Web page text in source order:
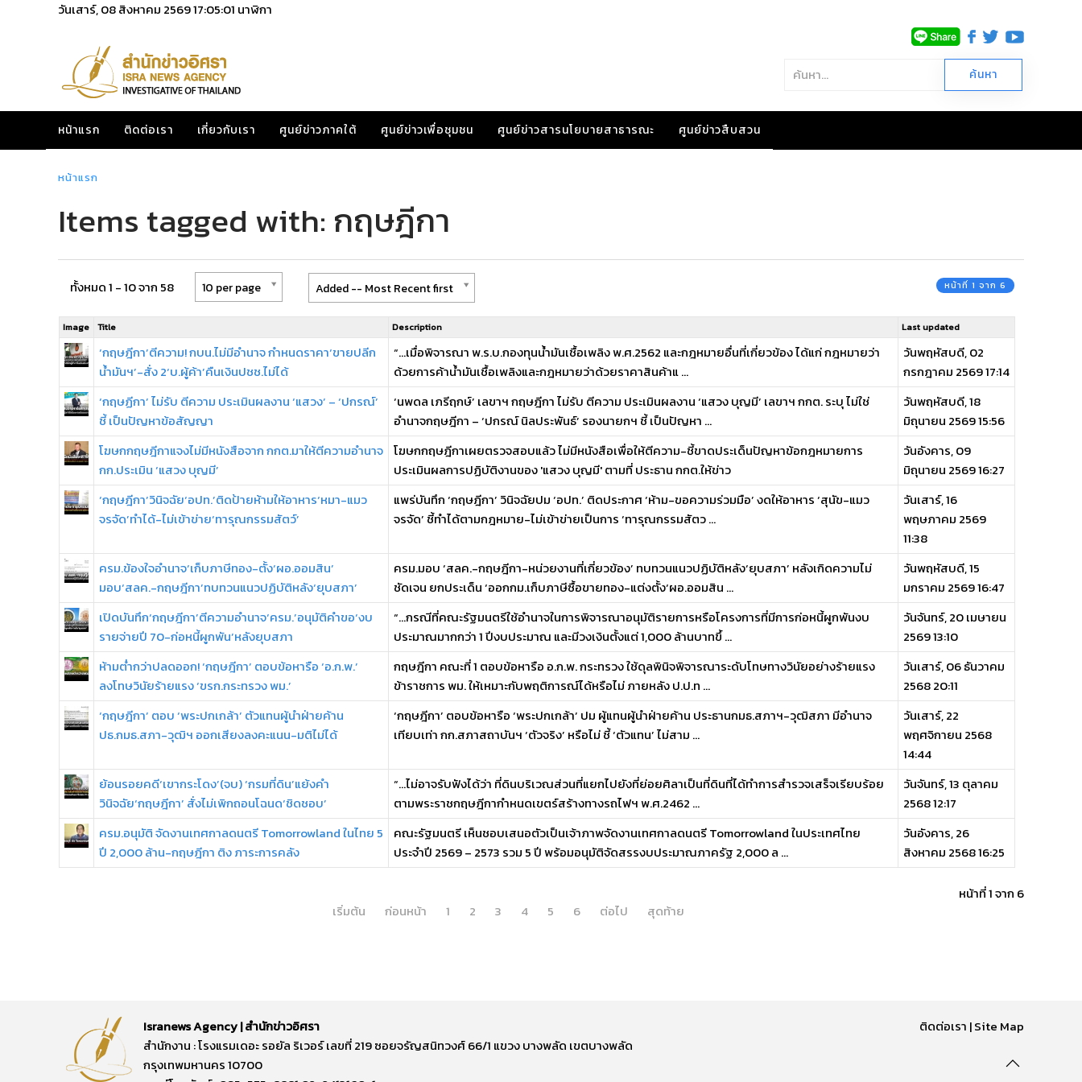
วันเสาร์, 08 สิงหาคม 256917:05:01 นาฬิกา
หน้าแรก ติดต่อเรา เกี่ยวกับเรา ศูนย์ข่าวภาคใต้ ศูนย์ข่าวเพื่อชุมชน ศูนย์ข่าวสารนโยบายสาธารณะ ศูนย์ข่าวสืบสวน
หน้าแรก
Items tagged with: กฤษฎีกา
ทั้งหมด 1 - 10 จาก 58 10 per page Added -- Most Recent first หน้าที่ 1 จาก 6
Image Title Description Last updated
‘กฤษฎีกา’ตีความ! กบน.ไม่มีอำนาจ กำหนดราคา‘ขายปลีก
น้ำมันฯ’-สั่ง 2‘บ.ผู้ค้า’คืนเงินปชช.ไม่ได้
“…เมื่อพิจารณา พ.ร.บ.กองทุนน้ำมันเชื้อเพลิง พ.ศ.2562 และกฎหมายอื่นที่เกี่ยวข้อง ได้แก่ กฎหมายว่า
ด้วยการค้าน้ำมันเชื้อเพลิงและกฎหมายว่าด้วยราคาสินค้าแ ...
วันพฤหัสบดี, 02
กรกฎาคม 2569 17:14
‘กฤษฏีกา’ ไม่รับ ตีความ ประเมินผลงาน ‘แสวง’ – ‘ปกรณ์’
ชี้ เป็นปัญหาข้อสัญญา
‘นพดล เภรีฤกษ์’ เลขาฯ กฤษฎีกา ไม่รับ ตีความ ประเมินผลงาน ‘แสวง บุญมี’ เลขาฯ กกต. ระบุ ไม่ใช่
อำนาจกฤษฎีกา – ‘ปกรณ์ นิลประพันธ์’ รองนายกฯ ชี้ เป็นปัญหา ...
วันพฤหัสบดี, 18
มิถุนายน 2569 15:56
โฆษกกฤษฎีกาแจงไม่มีหนังสือจาก กกต.มาให้ตีความอำนาจ
กก.ประเมิน ‘แสวง บุญมี’
โฆษกกฤษฎีกาเผยตรวจสอบแล้ว ไม่มีหนังสือเพื่อให้ตีความ-ชี้ขาดประเด็นปัญหาข้อกฎหมายการ
ประเมินผลการปฏิบัติงานของ 'แสวง บุญมี' ตามที่ ประธาน กกต.ให้ข่าว
วันอังคาร, 09
มิถุนายน 2569 16:27
‘กฤษฎีกา’วินิจฉัย‘อปท.’ติดป้ายห้ามให้อาหาร‘หมา-แมว
จรจัด’ทำได้-ไม่เข้าข่าย‘ทารุณกรรมสัตว์’
แพร่บันทึก ‘กฤษฎีกา’ วินิจฉัยปม ‘อปท.’ ติดประกาศ ‘ห้าม-ขอความร่วมมือ’ งดให้อาหาร ‘สุนัข-แมว
จรจัด’ ชี้ทำได้ตามกฎหมาย-ไม่เข้าข่ายเป็นการ ‘ทารุณกรรมสัตว ...
วันเสาร์, 16
พฤษภาคม 2569
11:38
ครม.ข้องใจอำนาจ‘เก็บภาษีทอง-ตั้ง‘ผอ.ออมสิน’
มอบ‘สลค.-กฤษฎีกา’ทบทวนแนวปฏิบัติหลัง‘ยุบสภา’
ครม.มอบ ‘สลค.-กฤษฎีกา-หน่วยงานที่เกี่ยวข้อง’ ทบทวนแนวปฏิบัติหลัง‘ยุบสภา’ หลังเกิดความไม่
ชัดเจน ยกประเด็น ‘ออกกม.เก็บภาษีซื้อขายทอง-แต่งตั้ง‘ผอ.ออมสิน ...
วันพฤหัสบดี, 15
มกราคม 2569 16:47
เปิดบันทึก‘กฤษฎีกา’ตีความอำนาจ‘ครม.’อนุมัติคำขอ‘งบ
รายจ่ายปี 70-ก่อหนี้ผูกพัน’หลังยุบสภา
“…กรณีที่คณะรัฐมนตรีใช้อำนาจในการพิจารณาอนุมัติรายการหรือโครงการที่มีการก่อหนี้ผูกพันงบ
ประมาณมากกว่า 1 ปีงบประมาณ และมีวงเงินตั้งแต่ 1,000 ล้านบาทขึ้ ...
วันจันทร์, 20 เมษายน
2569 13:10
ห้ามต่ำกว่าปลดออก! ‘กฤษฎีกา’ ตอบข้อหารือ ‘อ.ก.พ.’
ลงโทษวินัยร้ายแรง ‘ขรก.กระทรวง พม.’
กฤษฎีกา คณะที่ 1 ตอบข้อหารือ อ.ก.พ. กระทรวง ใช้ดุลพินิจพิจารณาระดับโทษทางวินัยอย่างร้ายแรง
ข้าราชการ พม. ให้เหมาะกับพฤติการณ์ได้หรือไม่ ภายหลัง ป.ป.ท ...
วันเสาร์, 06 ธันวาคม
2568 20:11
‘กฤษฎีกา’ ตอบ ‘พระปกเกล้า’ ตัวแทนผู้นำฝ่ายค้าน
ปธ.กมธ.สภา-วุฒิฯ ออกเสียงลงคะแนน-มติไม่ได้
‘กฤษฎีกา’ ตอบข้อหารือ ‘พระปกเกล้า’ ปม ผู้แทนผู้นำฝ่ายค้าน ประธานกมธ.สภาฯ-วุฒิสภา มีอำนาจ
เทียบเท่า กก.สภาสถาบันฯ ‘ตัวจริง’ หรือไม่ ชี้ ‘ตัวแทน’ ไม่สาม ...
วันเสาร์, 22
พฤศจิกายน 2568
14:44
ย้อนรอยคดี‘เขากระโดง’(จบ) ‘กรมที่ดิน’แย้งคำ
วินิจฉัย‘กฤษฎีกา’ สั่งไม่เพิกถอนโฉนด‘ชิดชอบ’
“…ไม่อาจรับฟังได้ว่า ที่ดินบริเวณส่วนที่แยกไปยังที่ย่อยศิลาเป็นที่ดินที่ได้ทำการสํารวจเสร็จเรียบร้อย
ตามพระราชกฤษฎีกากำหนดเขตร์สร้างทางรถไฟฯ พ.ศ.2462 ...
วันจันทร์, 13 ตุลาคม
2568 12:17
ครม.อนุมัติ จัดงานเทศกาลดนตรี Tomorrowland ในไทย 5
ปี 2,000 ล้าน-กฤษฎีกา ติง ภาระการคลัง
คณะรัฐมนตรี เห็นชอบเสนอตัวเป็นเจ้าภาพจัดงานเทศกาลดนตรี Tomorrowland ในประเทศไทย
ประจำปี 2569 – 2573 รวม 5 ปี พร้อมอนุมัติจัดสรรงบประมาณภาครัฐ 2,000 ล ...
วันอังคาร, 26
สิงหาคม 2568 16:25
หน้าที่ 1 จาก 6
เริ่มต้น
ก่อนหน้า 1 2 3 4 5 6 ต่อไป สุดท้าย
Isranews Agency | สำนักข่าวอิศรา
สำนักงาน : โรงแรมเดอะ รอยัล ริเวอร์ เลขที่ 219 ซอยจรัญสนิทวงศ์ 66/1 แขวง บางพลัด เขตบางพลัด
กรุงเทพมหานคร 10700
ติดต่อเรา |Site Map